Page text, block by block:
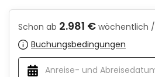
Schon ab 2.981 € wöchentlich /
Buchungsbedingungen